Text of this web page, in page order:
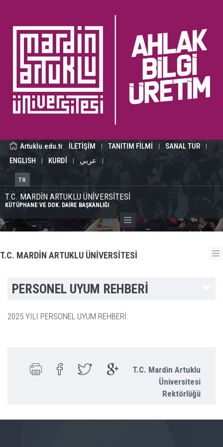
Artuklu.edu.tr İLETİŞİM | TANITIM FİLMİ | SANAL TUR |
ENGLISH | KURDÎ | عربي |
TR
T.C. MARDİN ARTUKLU ÜNİVERSİTESİ
KÜTÜPHANE VE DOK. DAİRE BAŞKANLIĞI
/ PERSONEL UYUM REHBERİ
T.C. MARDİN ARTUKLU ÜNİVERSİTESİ
PERSONEL UYUM REHBERİ
2025 YILI PERSONEL UYUM REHBERİ
T.C. Mardin Artuklu
Üniversitesi
Rektörlüğü